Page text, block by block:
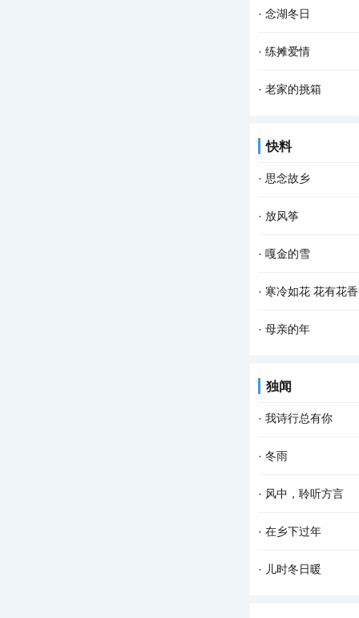
成了一场雨， 我会
春分 一位季节的仙
的种子 一种力量在
· 念湖冬日
念湖，一个藏在云
山连绵，湖水深流
· 练摊爱情
近日来，“地摊”这
· 老家的挑箱
快料
· 思念故乡
回忆，那么细碎，
头也不回地疾行，
· 放风筝
阳春三月是放风筝
太阳也有些晒，所
· 嘎金的雪
清晨，飘落了一夜
密，只可惜没有目
· 寒冷如花 花有花香
只要一进院子，西
· 母亲的年
独闻
· 我诗行总有你
还是喜欢清晨醒来
爱的默契 寻找从云
· 冬雨
撑着一把花蓝伞 走
开的模样 拐角处，
· 风中，聆听方言
远道而来的风 从对
村落的样子 斜插在
· 在乡下过年
过年是一生中最 幸
· 儿时冬日暖